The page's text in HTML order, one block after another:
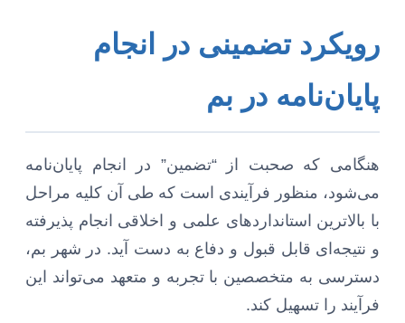
رویکرد تضمینی در انجام
پایان‌نامه در بم
هنگامی که صحبت از “تضمین” در انجام پایان‌نامه
می‌شود، منظور فرآیندی است که طی آن کلیه مراحل
با بالاترین استانداردهای علمی و اخلاقی انجام پذیرفته
و نتیجه‌ای قابل قبول و دفاع به دست آید. در شهر بم،
دسترسی به متخصصین با تجربه و متعهد می‌تواند این
فرآیند را تسهیل کند.